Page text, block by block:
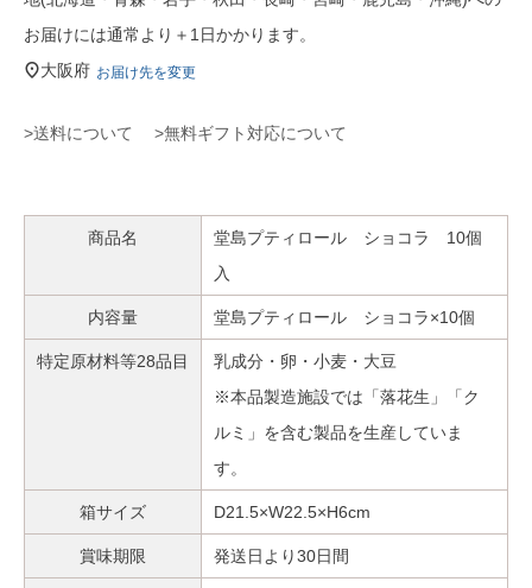
お届けには通常より＋1日かかります。
大阪府 お届け先を変更
>送料について >無料ギフト対応について
商品名
堂島プティロール ショコラ 10個
入
内容量 堂島プティロール ショコラ×10個
特定原材料等28品目
乳成分・卵・小麦・大豆
※本品製造施設では「落花生」「ク
ルミ」を含む製品を生産していま
す。
箱サイズ D21.5×W22.5×H6cm
賞味期限 発送日より30日間